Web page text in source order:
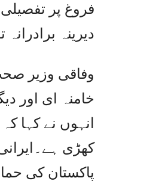
فروغ پر تفصیلی
دیرینہ
وفاقی وزیر
خامنہ ای اور
انہوں نے کہا
کھڑی
پاکستان کی